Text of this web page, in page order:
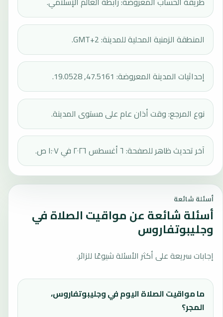
المنطقة الزمنية المحلية للمدينة: GMT+2.
إحداثيات المدينة المعروضة: 47.5161, 19.0528.
نوع المرجع: وقت أذان عام على مستوى المدينة.
آخر تحديث ظاهر للصفحة: ٦ أغسطس ٢٠٢٦ في ١:٠٧ ص.
أسئلة شائعة
أسئلة شائعة عن مواقيت الصلاة في
وجليبوتفاروس
إجابات سريعة على أكثر الأسئلة شيوعًا للزائر.
ما مواقيت الصلاة اليوم في وجليبوتفاروس،
المجر؟